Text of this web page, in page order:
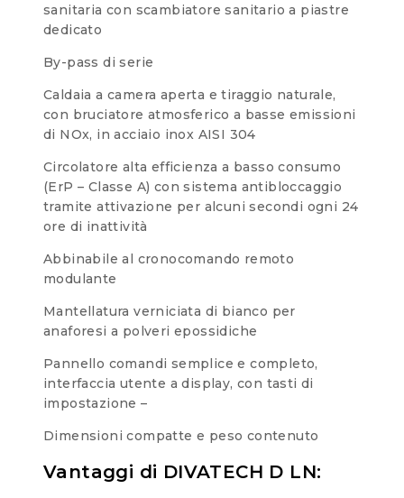
sanitaria con scambiatore sanitario a piastre
dedicato
By-pass di serie
Caldaia a camera aperta e tiraggio naturale,
con bruciatore atmosferico a basse emissioni
di NOx, in acciaio inox AISI 304
Circolatore alta efficienza a basso consumo
(ErP – Classe A) con sistema antibloccaggio
tramite attivazione per alcuni secondi ogni 24
ore di inattività
Abbinabile al cronocomando remoto
modulante
Mantellatura verniciata di bianco per
anaforesi a polveri epossidiche
Pannello comandi semplice e completo,
interfaccia utente a display, con tasti di
impostazione –
Dimensioni compatte e peso contenuto
Vantaggi di DIVATECH D LN: